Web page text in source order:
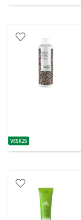
patarimas
VESK25